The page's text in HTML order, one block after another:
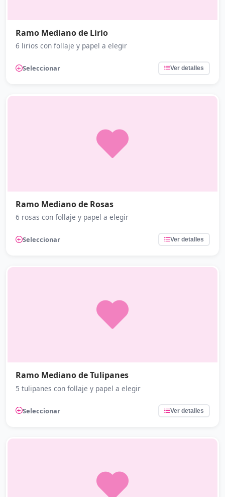
Ramo Mediano de Lirio
6 lirios con follaje y papel a elegir
Seleccionar Ver detalles
Ramo Mediano de Rosas
6 rosas con follaje y papel a elegir
Seleccionar Ver detalles
Ramo Mediano de Tulipanes
5 tulipanes con follaje y papel a elegir
Seleccionar Ver detalles